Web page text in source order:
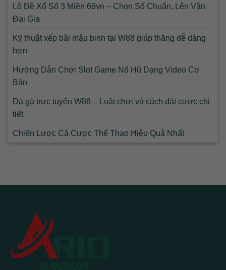
Lô Đề Xổ Số 3 Miền 69vn – Chọn Số Chuẩn, Lên Vận
Đại Gia
Kỹ thuật xếp bài mậu binh tại W88 giúp thắng dễ dàng
hơn
Hướng Dẫn Chơi Slot Game Nổ Hũ Dạng Video Cơ
Bản
Đá gà trực tuyến W88 – Luật chơi và cách đặt cược chi
tiết
Chiến Lược Cá Cược Thể Thao Hiệu Quả Nhất